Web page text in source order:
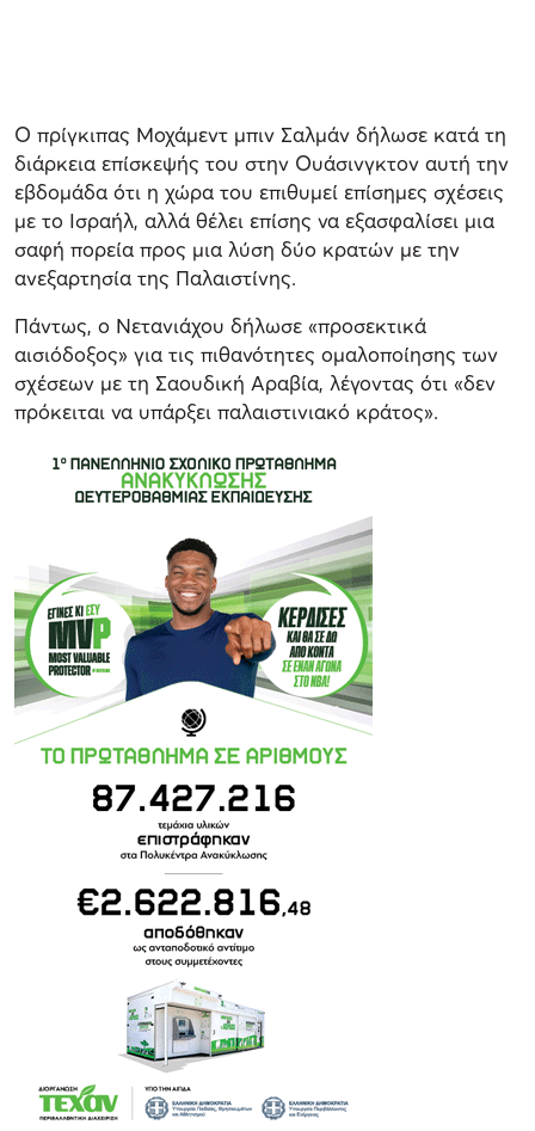
Ο πρίγκιπας Μοχάμεντ μπιν Σαλμάν δήλωσε κατά τη
διάρκεια επίσκεψής του στην Ουάσινγκτον αυτή την
εβδομάδα ότι η χώρα του επιθυμεί επίσημες σχέσεις
με το Ισραήλ, αλλά θέλει επίσης να εξασφαλίσει μια
σαφή πορεία προς μια λύση δύο κρατών με την
ανεξαρτησία της Παλαιστίνης.
Πάντως, ο Νετανιάχου δήλωσε «προσεκτικά
αισιόδοξος» για τις πιθανότητες ομαλοποίησης των
σχέσεων με τη Σαουδική Αραβία, λέγοντας ότι «δεν
πρόκειται να υπάρξει παλαιστινιακό κράτος».